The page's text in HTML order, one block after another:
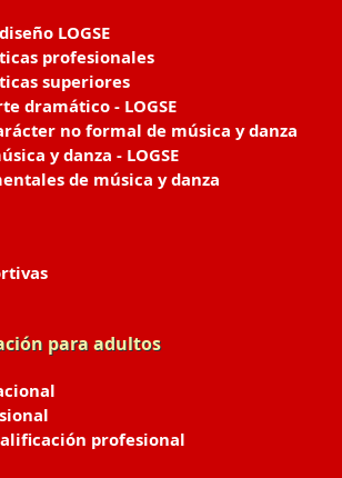
LOGSE
profesionales
superiores
dramático - LOGSE
no formal de música y danza
y danza - LOGSE
de música y danza
para adultos
profesional